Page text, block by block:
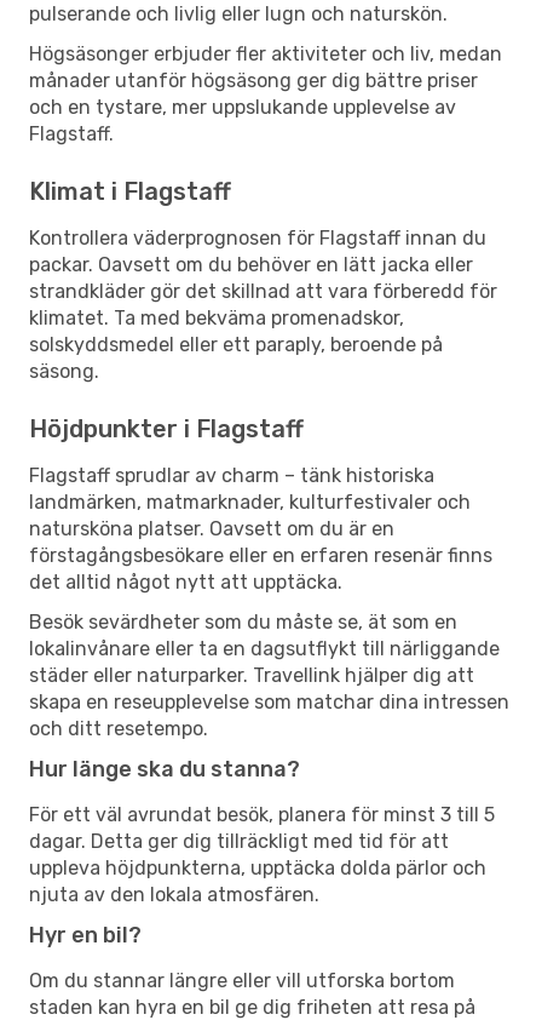
pulserande och livlig eller lugn och naturskön.
Högsäsonger erbjuder fler aktiviteter och liv, medan
månader utanför högsäsong ger dig bättre priser
och en tystare, mer uppslukande upplevelse av
Flagstaff.
Klimat i Flagstaff
Kontrollera väderprognosen för Flagstaff innan du
packar. Oavsett om du behöver en lätt jacka eller
strandkläder gör det skillnad att vara förberedd för
klimatet. Ta med bekväma promenadskor,
solskyddsmedel eller ett paraply, beroende på
säsong.
Höjdpunkter i Flagstaff
Flagstaff sprudlar av charm – tänk historiska
landmärken, matmarknader, kulturfestivaler och
natursköna platser. Oavsett om du är en
förstagångsbesökare eller en erfaren resenär finns
det alltid något nytt att upptäcka.
Besök sevärdheter som du måste se, ät som en
lokalinvånare eller ta en dagsutflykt till närliggande
städer eller naturparker. Travellink hjälper dig att
skapa en reseupplevelse som matchar dina intressen
och ditt resetempo.
Hur länge ska du stanna?
För ett väl avrundat besök, planera för minst 3 till 5
dagar. Detta ger dig tillräckligt med tid för att
uppleva höjdpunkterna, upptäcka dolda pärlor och
njuta av den lokala atmosfären.
Hyr en bil?
Om du stannar längre eller vill utforska bortom
staden kan hyra en bil ge dig friheten att resa på